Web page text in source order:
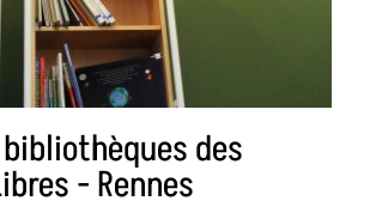
des
- Rennes